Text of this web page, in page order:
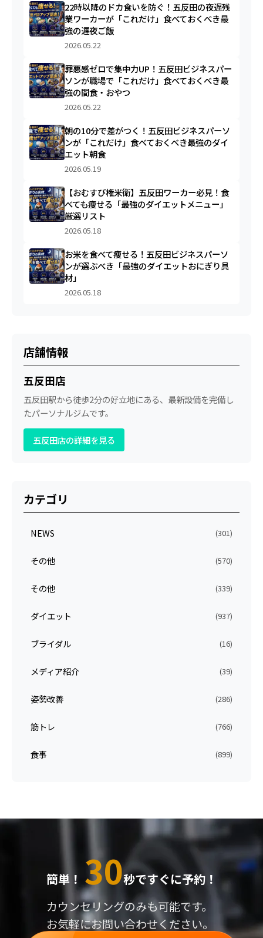
22時以降のドカ食いを防ぐ！五反田の夜遅残
業ワーカーが「これだけ」食べておくべき最
強の遅夜ご飯
2026.05.22
罪悪感ゼロで集中力UP！五反田ビジネスパー
ソンが職場で「これだけ」食べておくべき最
強の間食・おやつ
2026.05.22
朝の10分で差がつく！五反田ビジネスパーソ
ンが「これだけ」食べておくべき最強のダイ
エット朝食
2026.05.19
【おむすび権米衛】五反田ワーカー必見！食
べても痩せる「最強のダイエットメニュー」
厳選リスト
2026.05.18
お米を食べて痩せる！五反田ビジネスパーソ
ンが選ぶべき「最強のダイエットおにぎり具
材」
2026.05.18
店舗情報
五反田店
五反田駅から徒歩2分の好立地にある、最新設備を完備し
たパーソナルジムです。
五反田店の詳細を見る
カテゴリ
NEWS (301)
その他 (570)
その他 (339)
ダイエット (937)
ブライダル (16)
メディア紹介 (39)
姿勢改善 (286)
筋トレ (766)
食事 (899)
簡単！ 30秒ですぐに予約！
カウンセリングのみも可能です。
お気軽にお問い合わせください。